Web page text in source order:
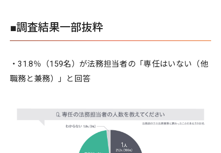
■調査結果一部抜粋
・31.8％（159名）が法務担当者の「専任はいない（他
職務と兼務）」と回答